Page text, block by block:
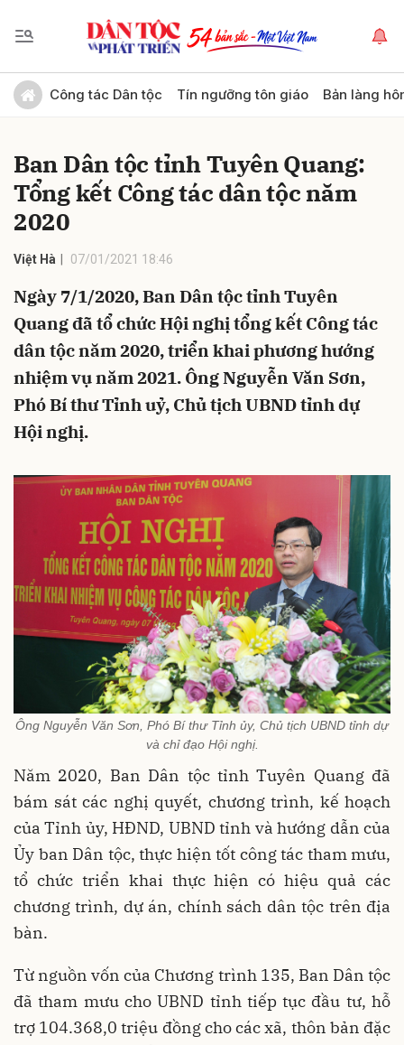
Công tác Dân tộc Tín ngưỡng tôn giáo Bản làng
Ban Dân tộc tỉnh Tuyên Quang:
Tổng kết Công tác dân tộc năm
2020
Việt Hà 07/01/2021 18:46
Ngày 7/1/2020, Ban Dân tộc tỉnh Tuyên
Quang đã tổ chức Hội nghị tổng kết Công tác
dân tộc năm 2020, triển khai phương hướng
nhiệm vụ năm 2021. Ông Nguyễn Văn Sơn,
Phó Bí thư Tỉnh uỷ, Chủ tịch UBND tỉnh dự
Hội nghị.
Ông Nguyễn Văn Sơn, Phó Bí thư Tỉnh ủy, Chủ tịch UBND tỉnh dự
và chỉ đạo Hội nghị.
Năm 2020, Ban Dân tộc tỉnh Tuyên Quang đã
bám sát các nghị quyết, chương trình, kế hoạch
của Tỉnh ủy, HĐND, UBND tỉnh và hướng dẫn của
Ủy ban Dân tộc, thực hiện tốt công tác tham mưu,
tổ chức triển khai thực hiện có hiệu quả các
chương trình, dự án, chính sách dân tộc trên địa
bàn.
Từ nguồn vốn của Chương trình 135, Ban Dân tộc
đã tham mưu cho UBND tỉnh tiếp tục đầu tư, hỗ
trợ 104.368,0 triệu đồng cho các xã, thôn bản đặc
Gửi bình luận